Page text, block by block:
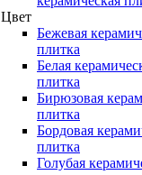
Цвет
Бежевая
плитка
Белая
плитка
Бирюзовая
плитка
Бордовая
плитка
Голубая